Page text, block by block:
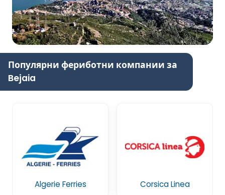
Популярни фериботни компании за
Bejaia
Algerie Ferries Corsica Linea